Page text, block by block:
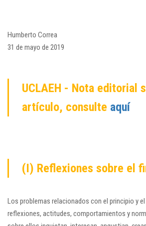
Humberto Correa
31 de mayo de 2019
UCLAEH - Nota editorial
artículo, consulte aquí
(I) Reflexiones sobre el
Los problemas relacionados con el principio y el
reflexiones, actitudes, comportamientos y